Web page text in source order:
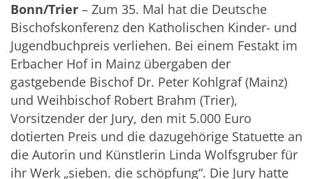
Bonn/Trier – Zum 35. Mal hat die Deutsche
Bischofskonferenz den Katholischen Kinder- und
Jugendbuchpreis verliehen. Bei einem Festakt im
Erbacher Hof in Mainz übergaben der
gastgebende Bischof Dr. Peter Kohlgraf (Mainz)
und Weihbischof Robert Brahm (Trier),
Vorsitzender der Jury, den mit 5.000 Euro
dotierten Preis und die dazugehörige Statuette an
die Autorin und Künstlerin Linda Wolfsgruber für
ihr Werk „sieben. die schöpfung“. Die Jury hatte